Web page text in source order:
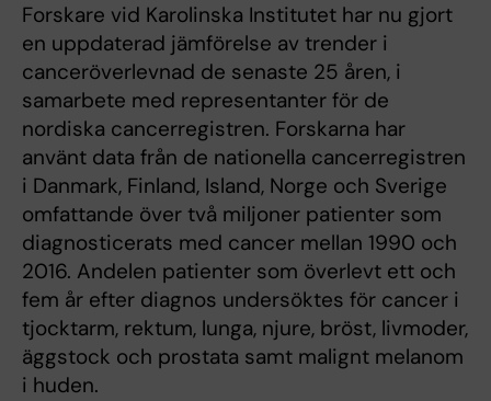
Forskare vid Karolinska Institutet har nu gjort
en uppdaterad jämförelse av trender i
canceröverlevnad de senaste 25 åren, i
samarbete med representanter för de
nordiska cancerregistren. Forskarna har
använt data från de nationella cancerregistren
i Danmark, Finland, Island, Norge och Sverige
omfattande över två miljoner patienter som
diagnosticerats med cancer mellan 1990 och
2016. Andelen patienter som överlevt ett och
fem år efter diagnos undersöktes för cancer i
tjocktarm, rektum, lunga, njure, bröst, livmoder,
äggstock och prostata samt malignt melanom
i huden.